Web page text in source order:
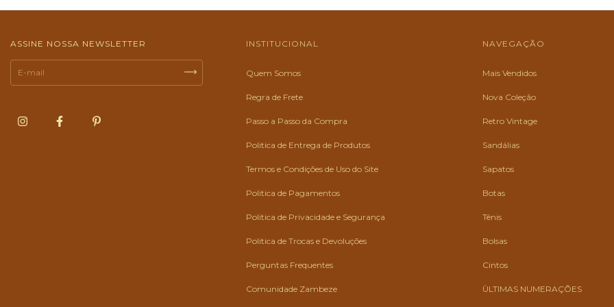
ASSINE NOSSA NEWSLETTER INSTITUCIONAL
Quem Somos
Regra de Frete
Passo a Passo da Compra
Politica de Entrega de Produtos
Termos e Condições de Uso do Site
Politica de Pagamentos
Politica de Privacidade e Segurança
Politica de Trocas e Devoluções
Perguntas Frequentes
Comunidade Zambeze
NAVEGAÇÃO
Mais Vendidos
Nova Coleção
Retro Vintage
Sandálias
Sapatos
Botas
Tênis
Bolsas
Cintos
ÙLTIMAS NUMERAÇÕES